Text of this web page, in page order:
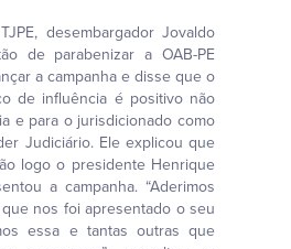
desembargador Jovaldo
de parabenizar a OAB-PE
a campanha e disse que o
de influência é positivo não
e para o jurisdicionado como
Judiciário. Ele explicou que
logo o presidente Henrique
a campanha. “Aderimos
nos foi apresentado o seu
essa e tantas outras que